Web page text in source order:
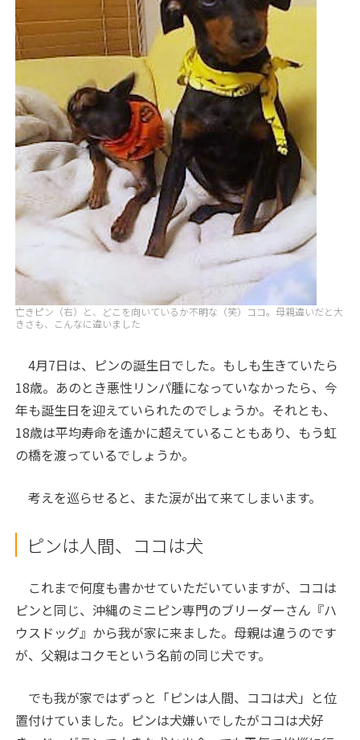
亡きピン（右）と、どこを向いているか不明な（笑）ココ。母親違いだと大
きさも、こんなに違いました
4月7日は、ピンの誕生日でした。もしも生きていたら
18歳。あのとき悪性リンパ腫になっていなかったら、今
年も誕生日を迎えていられたのでしょうか。それとも、
18歳は平均寿命を遙かに超えていることもあり、もう虹
の橋を渡っているでしょうか。
考えを巡らせると、また涙が出て来てしまいます。
ピンは人間、ココは犬
これまで何度も書かせていただいていますが、ココは
ピンと同じ、沖縄のミニピン専門のブリーダーさん『ハ
ウスドッグ』から我が家に来ました。母親は違うのです
が、父親はコクモという名前の同じ犬です。
でも我が家ではずっと「ピンは人間、ココは犬」と位
置付けていました。ピンは犬嫌いでしたがココは犬好